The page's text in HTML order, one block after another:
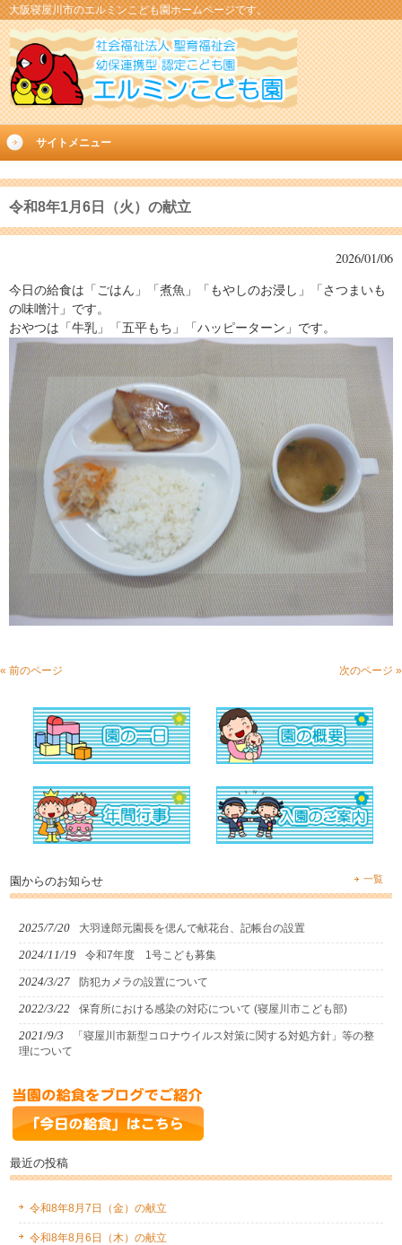
大阪寝屋川市のエルミンこども園ホームページです。
サイトメニュー
令和8年1月6日（火）の献立
2026/01/06
今日の給食は「ごはん」「煮魚」「もやしのお浸し」「さつまいも
の味噌汁」です。
おやつは「牛乳」「五平もち」「ハッピーターン」です。
« 前のページ 次のページ »
園からのお知らせ 一覧
2025/7/20 大羽達郎元園長を偲んで献花台、記帳台の設置
2024/11/19 令和7年度 1号こども募集
2024/3/27 防犯カメラの設置について
2022/3/22 保育所における感染の対応について (寝屋川市こども部)
2021/9/3
「寝屋川市新型コロナウイルス対策に関する対処方針」等の整
理について
最近の投稿
令和8年8月7日（金）の献立
令和8年8月6日（木）の献立